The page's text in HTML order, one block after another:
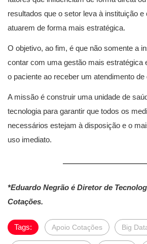
resultados que o setor leva à instituição
atuarem de forma mais estratégica.
O objetivo, ao fim, é que não somente a
contar com uma gestão mais estratégica
o paciente ao receber um atendimento de
A missão é construir uma unidade de
tecnologia para garantir que todos os
necessários estejam à disposição e o
uso imediato.
*Eduardo Negrão é Diretor de
Cotações.
Tags: Apoio Cotações Big